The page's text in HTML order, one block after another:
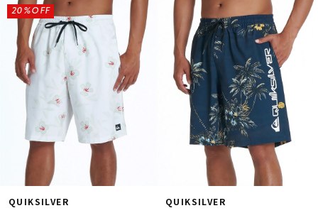
QUIKSILVER
20%OFF
QUIKSILVER